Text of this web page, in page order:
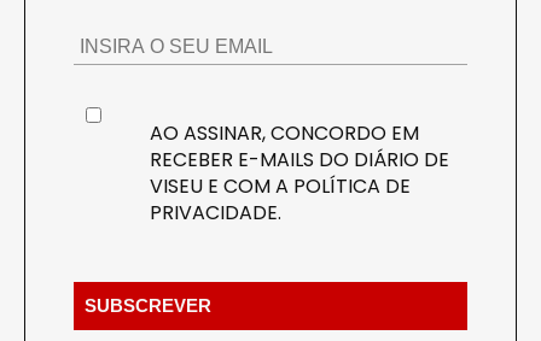
AO ASSINAR, CONCORDO EM
RECEBER E-MAILS DO DIÁRIO DE
VISEU E COM A POLÍTICA DE
PRIVACIDADE.